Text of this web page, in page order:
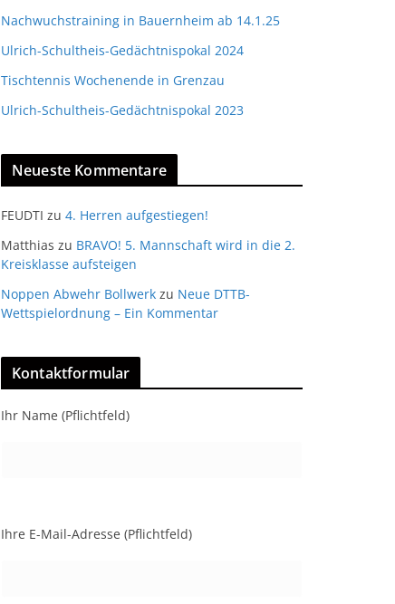
Nachwuchstraining in Bauernheim ab 14.1.25
Ulrich-Schultheis-Gedächtnispokal 2024
Tischtennis Wochenende in Grenzau
Ulrich-Schultheis-Gedächtnispokal 2023
Neueste Kommentare
FEUDTI zu 4. Herren aufgestiegen!
Matthias zu BRAVO! 5. Mannschaft wird in die 2.
Kreisklasse aufsteigen
Noppen Abwehr Bollwerk zu Neue DTTB-
Wettspielordnung – Ein Kommentar
Kontaktformular
Ihr Name (Pflichtfeld)
Ihre E-Mail-Adresse (Pflichtfeld)